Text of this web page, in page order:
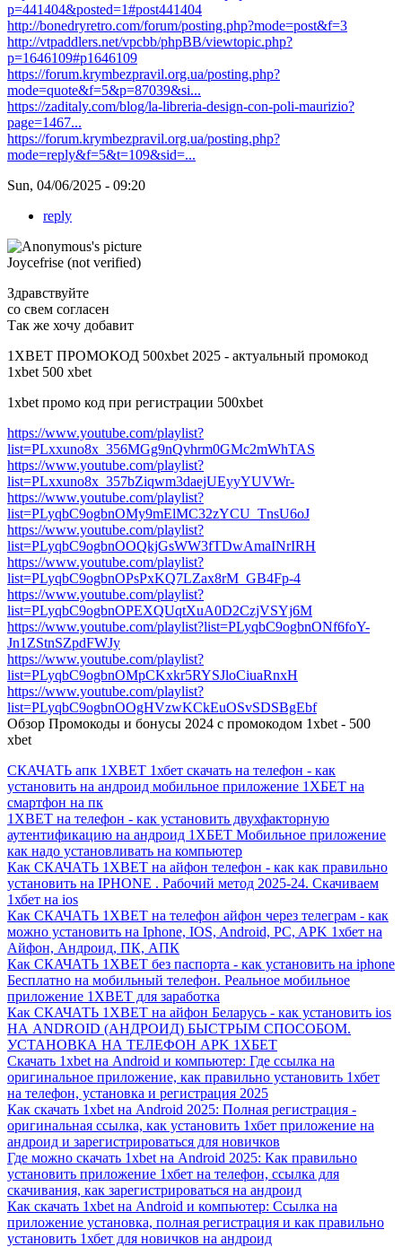
p=441404&posted=1#post441404
http://bonedryretro.com/forum/posting.php?mode=post&f=3
http://vtpaddlers.net/vpcbb/phpBB/viewtopic.php?
p=1646109#p1646109
https://forum.krymbezpravil.org.ua/posting.php?
mode=quote&f=5&p=87039&si...
https://zaditaly.com/blog/la-libreria-design-con-poli-maurizio?
page=1467...
https://forum.krymbezpravil.org.ua/posting.php?
mode=reply&f=5&t=109&sid=...
Sun, 04/06/2025 - 09:20
reply
Joycefrise (not verified)
Здравствуйте
со свем согласен
Так же хочу добавит
1XBET ПРОМОКОД 500xbet 2025 - актуальный промокод
1xbet 500 xbet
1xbet промо код при регистрации 500xbet
https://www.youtube.com/playlist?
list=PLxxuno8x_356MGg9nQvhrm0GMc2mWhTAS
https://www.youtube.com/playlist?
list=PLxxuno8x_357bZiqwm3daejUEyyYUVWr-
https://www.youtube.com/playlist?
list=PLyqbC9ogbnOMy9mElMC32zYCU_TnsU6oJ
https://www.youtube.com/playlist?
list=PLyqbC9ogbnOOQkjGsWW3fTDwAmaINrIRH
https://www.youtube.com/playlist?
list=PLyqbC9ogbnOPsPxKQ7LZax8rM_GB4Fp-4
https://www.youtube.com/playlist?
list=PLyqbC9ogbnOPEXQUqtXuA0D2CzjVSYj6M
https://www.youtube.com/playlist?list=PLyqbC9ogbnONf6foY-
Jn1ZStnSZpdFWJy
https://www.youtube.com/playlist?
list=PLyqbC9ogbnOMpCKxkr5RYSJloCiuaRnxH
https://www.youtube.com/playlist?
list=PLyqbC9ogbnOOgHVzwKCkEuOSvSDSBgEbf
Обзор Промокоды и бонусы 2024 с промокодом 1xbet - 500
xbet
СКАЧАТЬ апк 1XBET 1хбет скачать на телефон - как
установить на андроид мобильное приложение 1ХБЕТ на
смартфон на пк
1XBET на телефон - как установить двухфакторную
аутентификацию на андроид 1ХБЕТ Мобильное приложение
как надо установливать на компьютер
Как СКАЧАТЬ 1XBET на айфон телефон - как как правильно
установить на IPHONE . Рабочий метод 2025-24. Скачиваем
1хбет на ios
Как СКАЧАТЬ 1XBET на телефон айфон через телеграм - как
можно установить на Iphone, IOS, Android, PC, APK 1хбет на
Айфон, Андроид, ПК, АПК
Как СКАЧАТЬ 1XBET без паспорта - как установить на iphone
Бесплатно на мобильный телефон. Реальное мобильное
приложение 1XBET для заработка
Как СКАЧАТЬ 1XBET на айфон Беларусь - как установить ios
НА ANDROID (АНДРОИД) БЫСТРЫМ СПОСОБОМ.
УСТАНОВКА НА ТЕЛЕФОН APK 1ХБЕТ
Скачать 1xbet на Android и компьютер: Где ссылка на
оригинальное приложение, как правильно установить 1хбет
на телефон, установка и регистрация 2025
Как скачать 1xbet на Android 2025: Полная регистрация -
оригинальная ссылка, как установить 1хбет приложение на
андроид и зарегистрироваться для новичков
Где можно скачать 1xbet на Android 2025: Как правильно
установить приложение 1хбет на телефон, ссылка для
скачивания, как зарегистрироваться на андроид
Как скачать 1xbet на Android и компьютер: Ссылка на
приложение установка, полная регистрация и как правильно
установить 1хбет для новичков на андроид